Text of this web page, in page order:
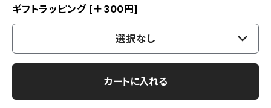
ギフトラッピング [＋300円]
選択なし
カートに入れる